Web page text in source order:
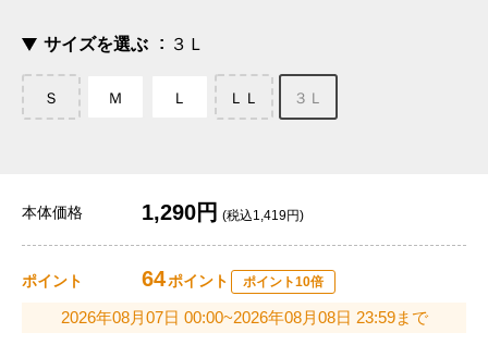
サイズを選ぶ ３Ｌ
Ｓ Ｍ Ｌ ＬＬ ３Ｌ
本体価格 1,290円 (税込1,419円)
ポイント 64ポイント ポイント10倍
2026年08月07日 00:00~2026年08月08日 23:59まで